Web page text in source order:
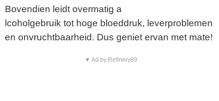
Bovendien leidt overmatig a
lcoholgebruik tot hoge bloeddruk, leverproblemen
en onvruchtbaarheid. Dus geniet ervan met mate!
▼ Ad by Refinery89